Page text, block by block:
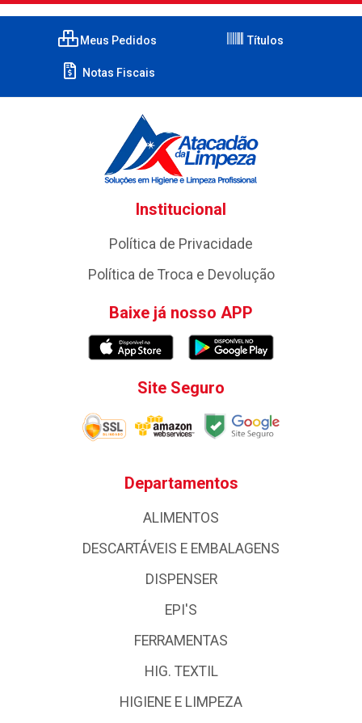
Meus Pedidos Títulos
Notas Fiscais
Institucional
Política de Privacidade
Política de Troca e Devolução
Baixe já nosso APP
Site Seguro
Departamentos
ALIMENTOS
DESCARTÁVEIS E EMBALAGENS
DISPENSER
EPI'S
FERRAMENTAS
HIG. TEXTIL
HIGIENE E LIMPEZA